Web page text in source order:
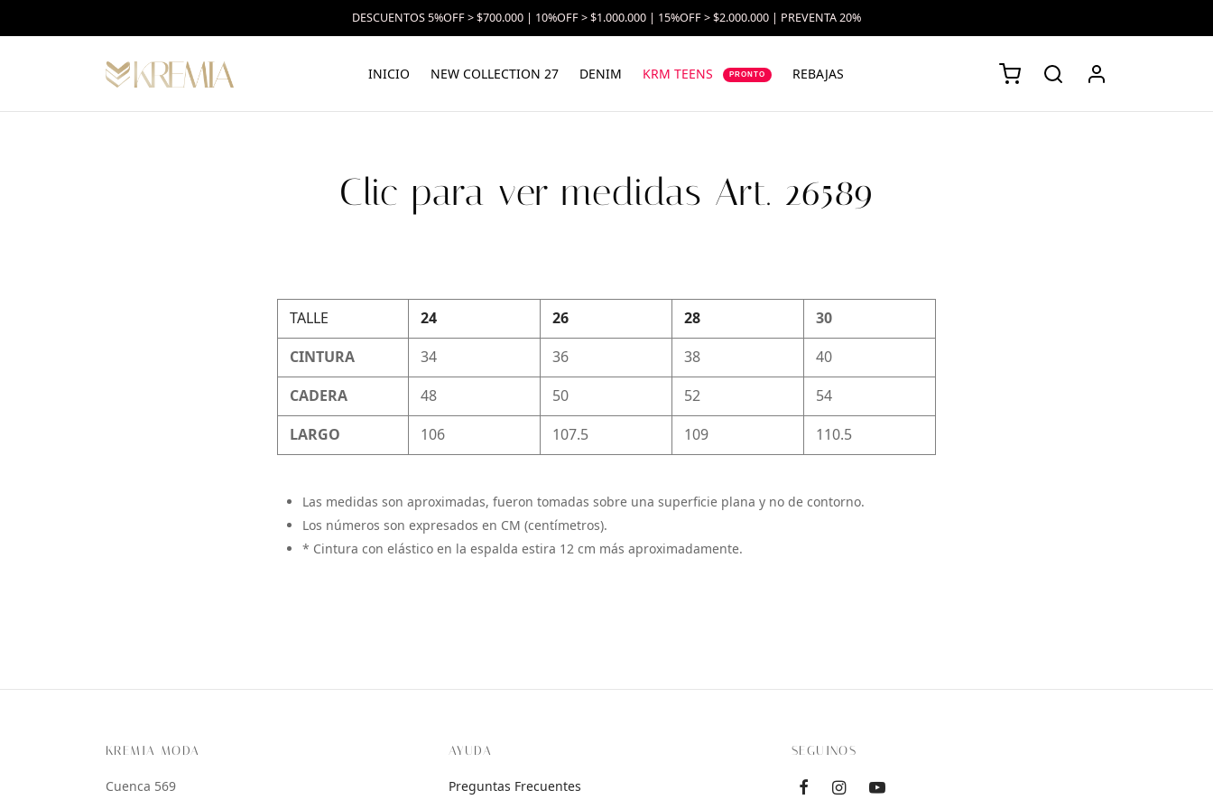
DESCUENTOS 5%OFF > $700.000 | 10%OFF > $1.000.000 | 15%OFF > $2.000.000 | PREVENTA 20%
INICIO NEW COLLECTION 27 DENIM KRM TEENS PRONTO REBAJAS
Clic para ver medidas Art. 26589
TALLE 24 26 28
30
CINTURA
34 36 38
40
CADERA
48 50 52
54
LARGO
106 107.5 109 110.5
Las medidas son aproximadas, fueron tomadas sobre una superficie plana y no de contorno.
Los números son expresados en CM (centímetros).
* Cintura con elástico en la espalda estira 12 cm más aproximadamente.
KREMIA MODA
Cuenca 569
AYUDA
Preguntas Frecuentes
SEGUINOS